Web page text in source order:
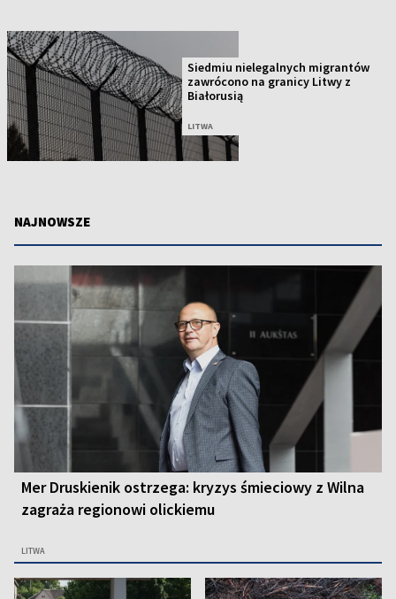
Siedmiu nielegalnych migrantów
zawrócono na granicy Litwy z
Białorusią
LITWA
NAJNOWSZE
Mer Druskienik ostrzega: kryzys śmieciowy z Wilna
zagraża regionowi olickiemu
LITWA